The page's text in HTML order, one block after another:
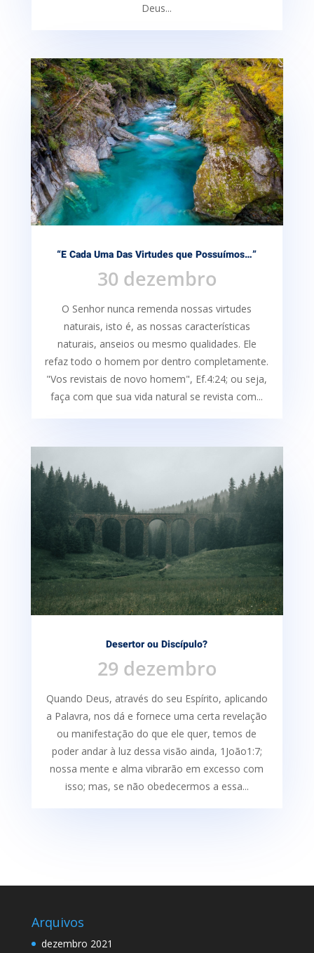
Deus...
“E Cada Uma Das Virtudes que Possuímos…”
30 dezembro
O Senhor nunca remenda nossas virtudes
naturais, isto é, as nossas características
naturais, anseios ou mesmo qualidades. Ele
refaz todo o homem por dentro completamente.
"Vos revistais de novo homem", Ef.4:24; ou seja,
faça com que sua vida natural se revista com...
Desertor ou Discípulo?
29 dezembro
Quando Deus, através do seu Espírito, aplicando
a Palavra, nos dá e fornece uma certa re­velação
ou manifestação do que ele quer, temos de
poder andar à luz dessa visão ainda, 1João1:7;
nossa mente e alma vibrarão em excesso com
isso; mas, se não obedecermos a essa...
Arquivos
dezembro 2021